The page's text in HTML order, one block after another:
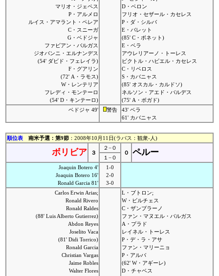
マリオ・ジェペス
P・アルメロ
ルイス・アマラント・ペレア
C・スニーガ
G・ベドジャ
ファビアン・バルガス
ジオバンニ・エルナンデス
(54' ダビド・フェレイラ)
F・グアリン
(72' A・ラモス)
W・レンテリア
フレディ・モンテーロ
(54' D・キンテーロ)
D・ベロン
フリオ・セザール・カセレス
P・ダ・シルバ
E・バレット
(85' C・ボネット)
E・ベラ
アウレリアーノ・トーレス
ビクトル・ハビエル・カセレス
C・リベロス
S・カバニャス
(85' オスカル・カルドソ)
ネルソン・アエド・バルデス
(75' A・ボガド)
ベドジャ 49'
警告
43' ベラ
61' カバニャス
順位表 南米予選：第9節 ：2008年10月11日(ラパス：観衆-人)
ボリビア ３
２−０
０
ペルー
１−０
Joaquin Botero 4'
Joaquin Botero 16'
Ronald Garcia 81'
1-0
2-0
3-0
Carlos Erwin Arias;
Ronald Rivero
Ronald Raldes
(88' Luis Alberto Gutierrez)
Abdon Reyes
Joselito Vaca
(81' Didi Torrico)
Ronald Garcia
Christian Vargas
Jaime Robles
Walter Flores
L・ブトロン;
W・ビルチェス
C・ザンブラーノ
ファン・マヌエル・バルガス
A・プラド
レイネル・トーレス
P・デ・ラ・アサ
ファン・マリーニョ
P・アルバ
(62' W・アギーレ)
D・チャベス